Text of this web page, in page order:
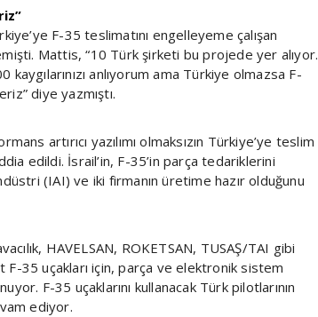
F-35 teslimatını engelleyeme çalışan
Mattis, “10 Türk şirketi bu projede yer alıyor.
anlıyorum ama Türkiye olmazsa F-
diye yazmıştı.
artırıcı yazılımı olmaksızın Türkiye’ye teslim
edildi. İsrail’in, F-35’in parça tedariklerini
(IAI) ve iki firmanın üretime hazır olduğunu
HAVELSAN, ROKETSAN, TUSAŞ/TAI gibi
35 uçakları için, parça ve elektronik sistem
F-35 uçaklarını kullanacak Türk pilotlarının
ediyor.